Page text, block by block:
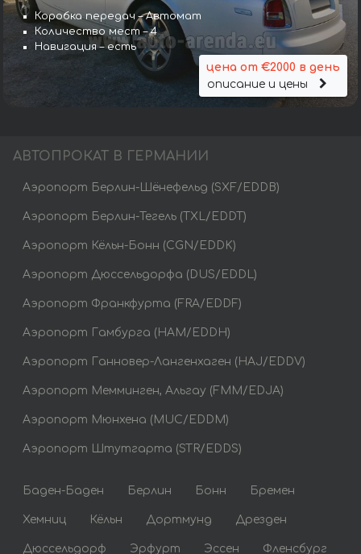
Коробка передач – Автомат
Количество мест – 4
Навигация – есть
цена от €2000 в день
описание и цены
АВТОПРОКАТ В ГЕРМАНИИ
Аэропорт Берлин-Шёнефельд (SXF/EDDB)
Аэропорт Берлин-Тегель (TXL/EDDT)
Аэропорт Кёльн-Бонн (CGN/EDDK)
Аэропорт Дюссельдорфа (DUS/EDDL)
Аэропорт Франкфурта (FRA/EDDF)
Аэропорт Гамбурга (HAM/EDDH)
Аэропорт Ганновер-Лангенхаген (HAJ/EDDV)
Аэропорт Мемминген, Альгау (FMM/EDJA)
Аэропорт Мюнхена (MUC/EDDM)
Аэропорт Штутгарта (STR/EDDS)
Баден-Баден Берлин Бонн Бремен
Хемниц Кёльн Дортмунд Дрезден
Дюссельдорф Эрфурт Эссен Фленсбург